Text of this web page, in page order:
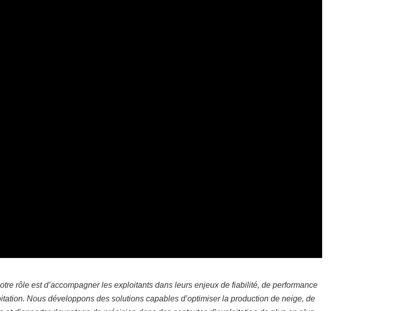
rôle est d’accompagner les exploitants dans leurs enjeux de fiabilité, de performance
Nous développons des solutions capables d’optimiser la production de neige, de